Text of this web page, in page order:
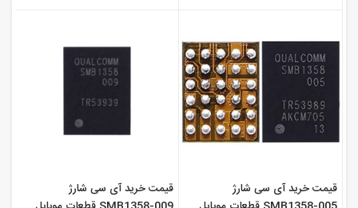
قیمت خرید آی سی شارژ
قیمت خرید آی سی شارژ